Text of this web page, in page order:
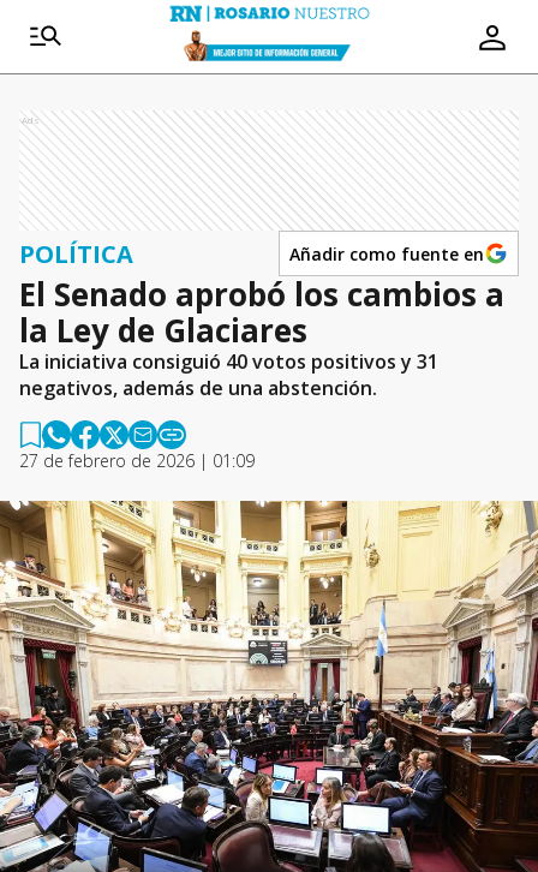
Ads
POLÍTICA Añadir como fuente en
El Senado aprobó los cambios a
la Ley de Glaciares
La iniciativa consiguió 40 votos positivos y 31
negativos, además de una abstención.
27 de febrero de 2026 | 01:09